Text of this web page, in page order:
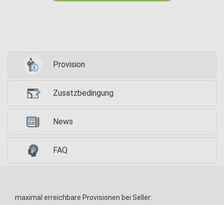
Provision
Zusatzbedingung
News
FAQ
maximal erreichbare Provisionen bei Seller: